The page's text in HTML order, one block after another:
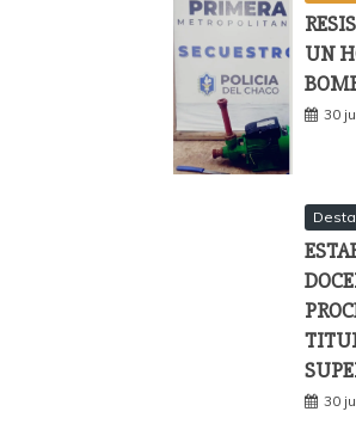
UN
30
30